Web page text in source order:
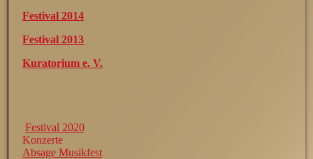
Festival 2014
Festival 2013
Kuratorium e. V.
Festival 2020
Konzerte
Absage Musikfest